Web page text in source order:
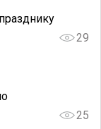
29
25